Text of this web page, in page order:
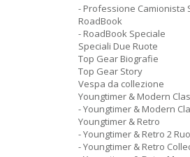
- Professione Camionista
RoadBook
- RoadBook Speciale
Speciali Due Ruote
Top Gear Biografie
Top Gear Story
Vespa da collezione
Youngtimer & Modern
- Youngtimer & Modern
Youngtimer & Retro
- Youngtimer & Retro 2
- Youngtimer & Retro